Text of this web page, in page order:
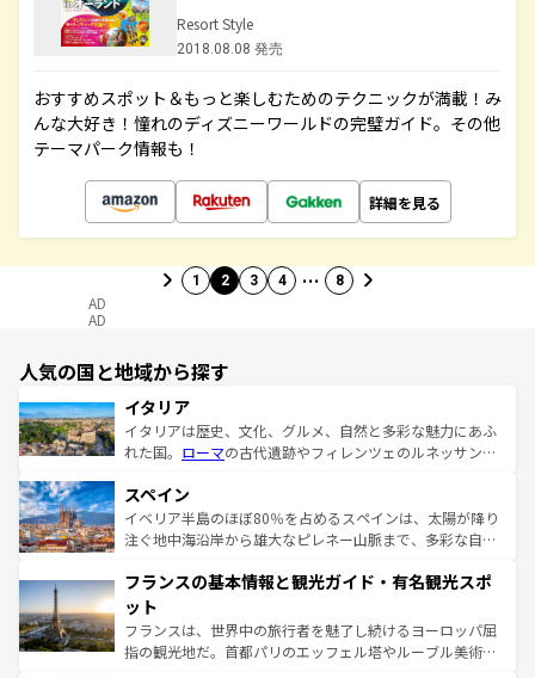
Resort Style
2018.08.08 発売
おすすめスポット＆もっと楽しむためのテクニックが満載！み
んな大好き！憧れのディズニーワールドの完璧ガイド。その他
テーマパーク情報も！
詳細を見る
1 2 3 4 … 8
AD
AD
人気の国と地域から探す
イタリア
イタリアは歴史、文化、グルメ、自然と多彩な魅力にあふ
れた国。 ローマの古代遺跡やフィレンツェのルネッサンス
ろん、トスカーナの美しい田園風景やアマルフィ海岸の絶
景など、自然景観も見逃せない。観光の合間には、本場の
ピザやパスタなど、絶品のイタリア料理を堪能することも
ませてくれるイタリアで、忘れられない旅をしてみよう！
なお、新着のイタリア情報は
しい。
スペイン
イベリア半島のほぼ80％を占めるスペインは、太陽が降り
注ぐ地中海沿岸から雄大なピレネー山脈まで、多彩な自然
文化が根付くこの国では、情熱的なフラメンコ、熱気あふ
れる闘牛、そして美味しいタパスが生活の一部となってい
る。首都マドリードの洗練された雰囲気や、バルセロナの
アートに溢れた街角から、地方では古代ローマ遺跡や中世
フランスの基本情報と観光ガイド・有名観光スポ
ット
フランスは、世界中の旅行者を魅了し続けるヨーロッパ屈
指の観光地だ。首都パリのエッフェル塔やルーブル美術館